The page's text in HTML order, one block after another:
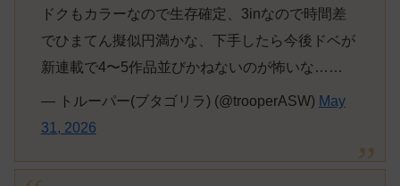
ドクもカラーなので生存確定、3inなので時間差
でひまてん擬似円満かな、下手したら今後ドベが
新連載で4〜5作品並びかねないのが怖いな……
— トルーパー(ブタゴリラ) (@trooperASW) May
31, 2026